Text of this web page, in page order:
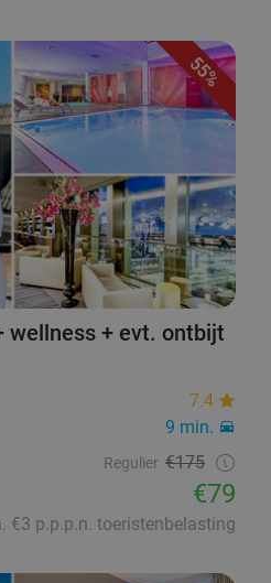
55%
wellness + evt. ontbijt
7.4
9 min.
Regulier €175
€79
€3 p.p.p.n. toeristenbelasting